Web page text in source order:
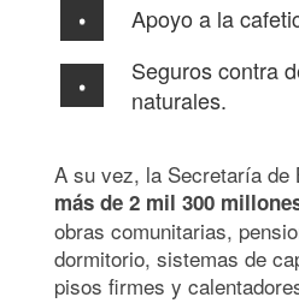
Apoyo a la
Seguros contra
naturales.
A su vez, la Secretaría de
más de 2 mil 300
obras comunitarias,
dormitorio, sistemas de
pisos firmes y